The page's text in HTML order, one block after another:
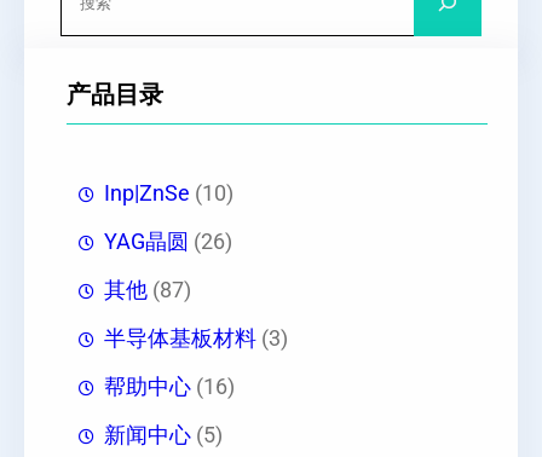
产品目录
Inp|ZnSe (10)
YAG晶圆 (26)
其他 (87)
半导体基板材料 (3)
帮助中心 (16)
新闻中心 (5)